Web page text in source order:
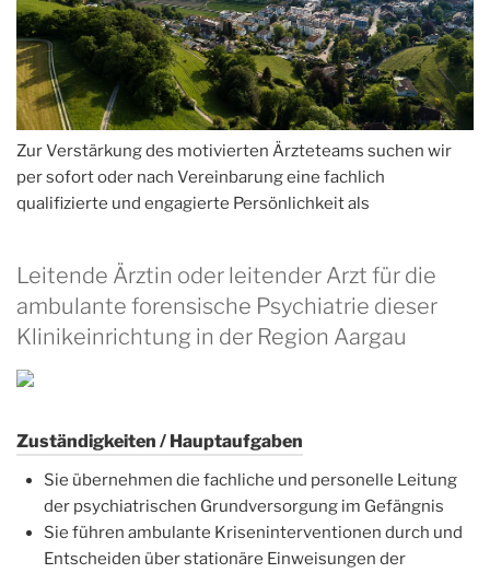
Zur Verstärkung des motivierten Ärzteteams suchen wir
per sofort oder nach Vereinbarung eine fachlich
qualifizierte und engagierte Persönlichkeit als
Leitende Ärztin oder leitender Arzt für die
ambulante forensische Psychiatrie dieser
Klinikeinrichtung in der Region Aargau
Zuständigkeiten / Hauptaufgaben
Sie übernehmen die fachliche und personelle Leitung
der psychiatrischen Grundversorgung im Gefängnis
Sie führen ambulante Kriseninterventionen durch und
Entscheiden über stationäre Einweisungen der